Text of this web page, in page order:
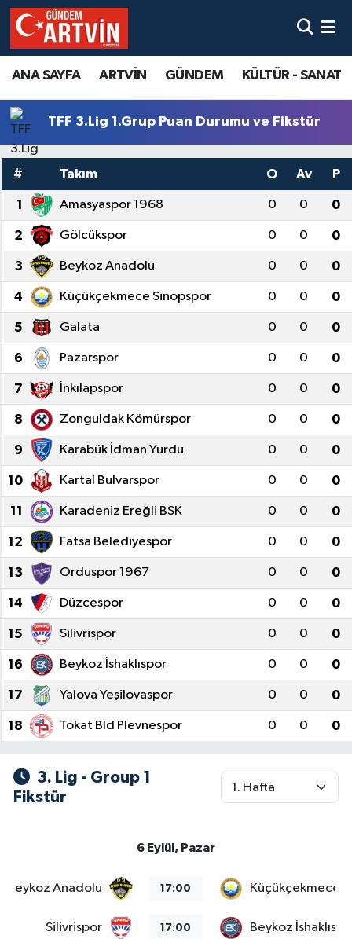
ANA SAYFA ARTVİN GÜNDEM KÜLTÜR - SANAT
TFF 3.Lig 1.Grup Puan Durumu ve Fikstür
# Takım O Av P
1 Amasyaspor 1968 0 0 0
2 Gölcükspor 0 0 0
3 Beykoz Anadolu 0 0 0
4 Küçükçekmece Sinopspor 0 0 0
5 Galata 0 0 0
6 Pazarspor 0 0 0
7 İnkılapspor 0 0 0
8 Zonguldak Kömürspor 0 0 0
9 Karabük İdman Yurdu 0 0 0
10 Kartal Bulvarspor 0 0 0
11 Karadeniz Ereğli BSK 0 0 0
12 Fatsa Belediyespor 0 0 0
13 Orduspor 1967 0 0 0
14 Düzcespor 0 0 0
15 Silivrispor 0 0 0
16 Beykoz İshaklıspor 0 0 0
17 Yalova Yeşilovaspor 0 0 0
18 Tokat Bld Plevnespor 0 0 0
3. Lig - Group 1
Fikstür
6 Eylül, Pazar
Beykoz Anadolu 17:00 Küçükçekmece
Silivrispor 17:00 Beykoz